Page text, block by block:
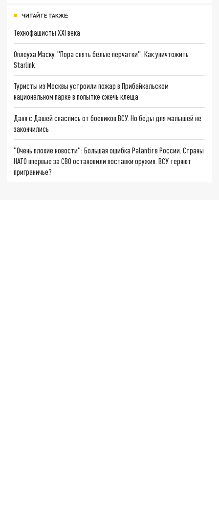
ЧИТАЙТЕ ТАКЖЕ:
Технофашисты XXI века
Оплеуха Маску. "Пора снять белые перчатки": Как уничтожить
Starlink
Туристы из Москвы устроили пожар в Прибайкальском
национальном парке в попытке сжечь клеща
Даня с Дашей спаслись от боевиков ВСУ. Но беды для малышей не
закончились
"Очень плохие новости": Большая ошибка Palantir в России. Страны
НАТО впервые за СВО остановили поставки оружия. ВСУ теряют
приграничье?